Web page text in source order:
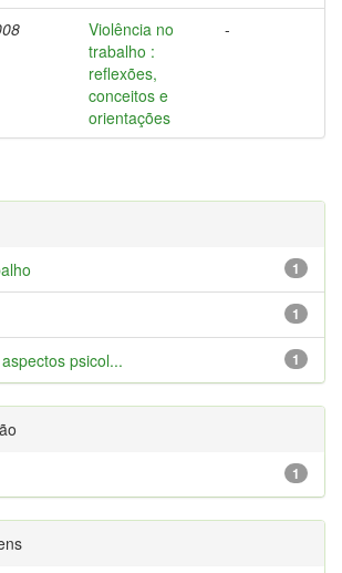
Violência no
trabalho :
reflexões,
conceitos e
orientações
-
1
1
1
psicol...
1